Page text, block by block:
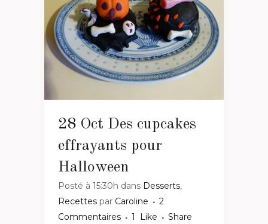
28 Oct Des cupcakes
effrayants pour
Halloween
Posté à 15:30h dans Desserts,
Recettes par Caroline
2
Commentaires
1 Like Share